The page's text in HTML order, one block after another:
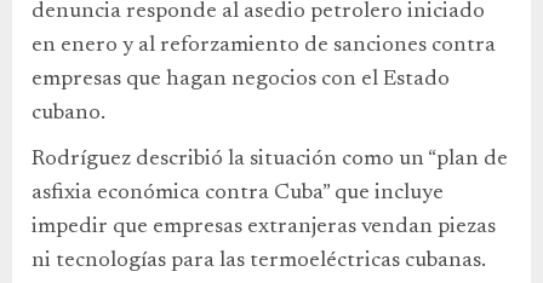
denuncia responde al asedio petrolero iniciado
en enero y al reforzamiento de sanciones contra
empresas que hagan negocios con el Estado
cubano.
Rodríguez describió la situación como un “plan de
asfixia económica contra Cuba” que incluye
impedir que empresas extranjeras vendan piezas
ni tecnologías para las termoeléctricas cubanas.